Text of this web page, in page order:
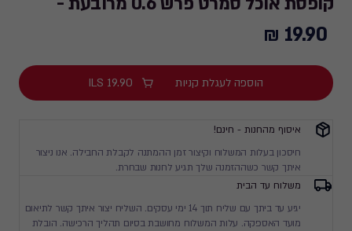
19.90
19.90 ₪
הוספה לעגלת קניות ILS 19.90
איסוף מהחנות - חינם!
חיסכון בעלות המשלוח וקיצור זמן ההמתנה לקבלת החבילה. אנו ניצור
איתך קשר כשההזמנה שלך תגיע לחנות שבחרת.
משלוח עד הבית
יגיע עד ביתך עם שליח תוך 14 ימי עסקים. השליח יצור איתך קשר לתיאום
מועד האספקה. עלות המשלוח מחושבת בסיום תהליך הרכישה. הובלת